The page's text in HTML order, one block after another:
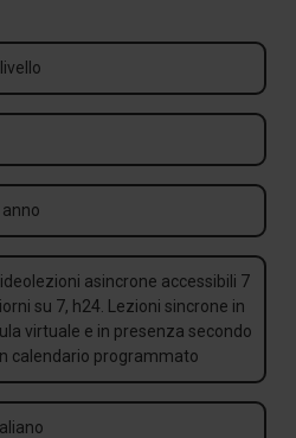
livello
anno
asincrone accessibili 7
su 7, h24. Lezioni sincrone in
virtuale e in presenza secondo
calendario programmato